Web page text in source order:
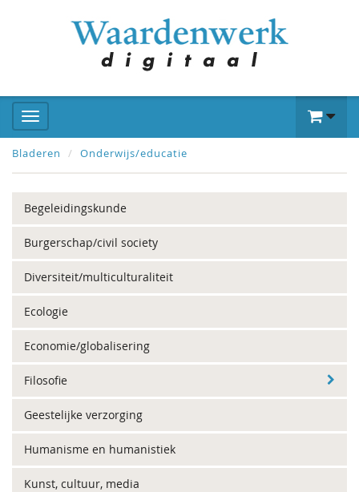
Bladeren Onderwijs/educatie
Begeleidingskunde
Burgerschap/civil society
Diversiteit/multiculturaliteit
Ecologie
Economie/globalisering
Filosofie
Geestelijke verzorging
Humanisme en humanistiek
Kunst, cultuur, media